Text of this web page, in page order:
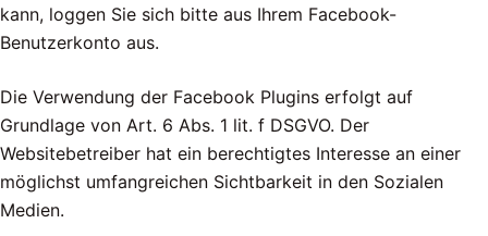
kann, loggen Sie sich bitte aus Ihrem Facebook-
Benutzerkonto aus.
Die Verwendung der Facebook Plugins erfolgt auf
Grundlage von Art. 6 Abs. 1 lit. f DSGVO. Der
Websitebetreiber hat ein berechtigtes Interesse an einer
möglichst umfangreichen Sichtbarkeit in den Sozialen
Medien.